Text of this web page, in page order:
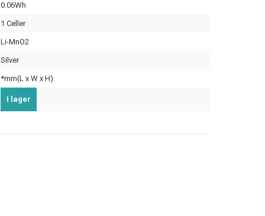
0.06Wh
1 Celler
Li-MnO2
Silver
*mm(L x W x H)
I lager